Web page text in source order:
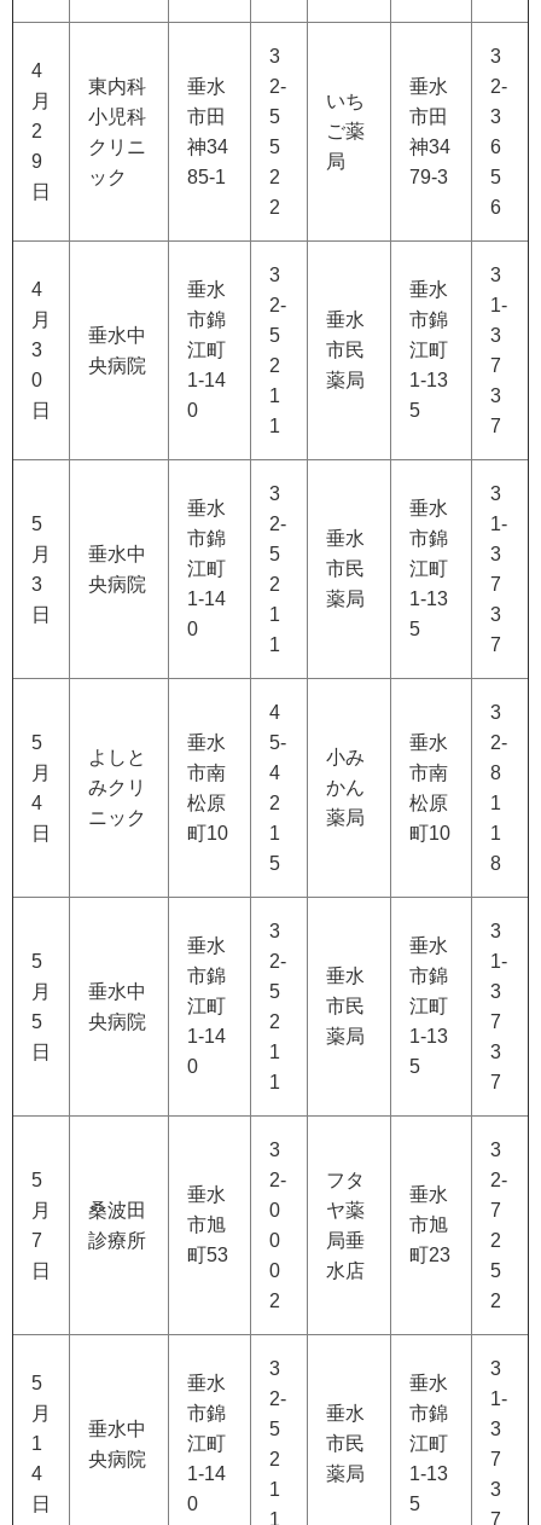
4
月
2
9
日
東内科
小児科
クリニ
ック
垂水
市田
神34
85-1
3
2-
5
5
2
2
いち
ご薬
局
垂水
市田
神34
79-3
3
2-
3
6
5
6
4
月
3
0
日
垂水中
央病院
垂水
市錦
江町
1-14
0
3
2-
5
2
1
1
垂水
市民
薬局
垂水
市錦
江町
1-13
5
3
1-
3
7
3
7
5
月
3
日
垂水中
央病院
垂水
市錦
江町
1-14
0
3
2-
5
2
1
1
垂水
市民
薬局
垂水
市錦
江町
1-13
5
3
1-
3
7
3
7
5
月
4
日
よしと
みクリ
ニック
垂水
市南
松原
町10
4
5-
4
2
1
5
小み
かん
薬局
垂水
市南
松原
町10
3
2-
8
1
1
8
5
月
5
日
垂水中
央病院
垂水
市錦
江町
1-14
0
3
2-
5
2
1
1
垂水
市民
薬局
垂水
市錦
江町
1-13
5
3
1-
3
7
3
7
5
月
7
日
桑波田
診療所
垂水
市旭
町53
3
2-
0
0
0
2
フタ
ヤ薬
局垂
水店
垂水
市旭
町23
3
2-
7
2
5
2
5
月
1
4
日
垂水中
央病院
垂水
市錦
江町
1-14
0
3
2-
5
2
1
1
垂水
市民
薬局
垂水
市錦
江町
1-13
5
3
1-
3
7
3
7